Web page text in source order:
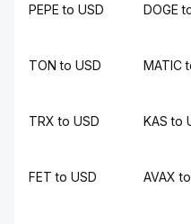
PEPE to USD DOGE
TON to USD MATIC
TRX to USD KAS to
FET to USD AVAX